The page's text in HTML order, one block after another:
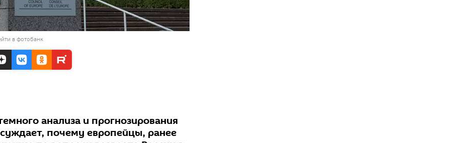
в фотобанк
анализа и прогнозирования
почему европейцы, ранее